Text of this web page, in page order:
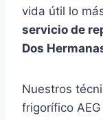
vida útil lo
servicio de
Dos
Nuestros
frigorífico